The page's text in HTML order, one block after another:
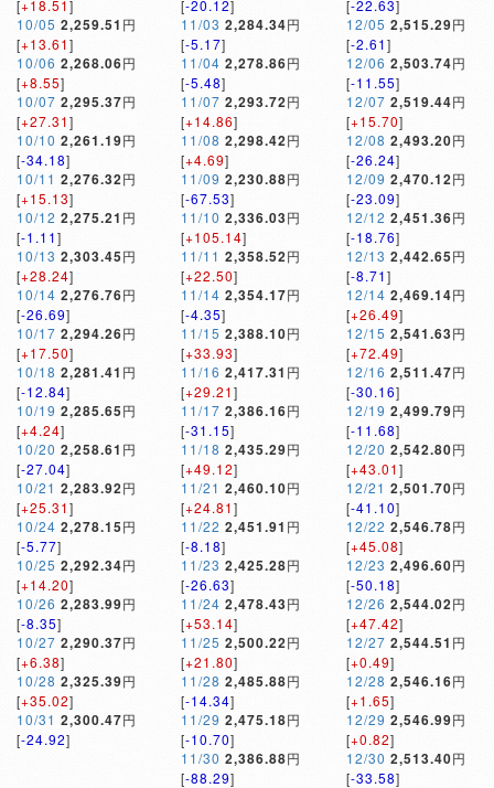
[+18.51]
10/05 2,259.51 円
[+13.61]
10/06 2,268.06円
[+8.55]
10/07 2,295.37円
[+27.31]
10/10 2,261.19円
[-34.18]
10/11 2,276.32円
[+15.13]
10/12 2,275.21 円
[-1.11]
10/13 2,303.45円
[+28.24]
10/14 2,276.76円
[-26.69]
10/17 2,294.26円
[+17.50]
10/18 2,281.41 円
[-12.84]
10/19 2,285.65円
[+4.24]
10/20 2,258.61 円
[-27.04]
10/21 2,283.92円
[+25.31]
10/24 2,278.15円
[-5.77]
10/25 2,292.34円
[+14.20]
10/26 2,283.99円
[-8.35]
10/27 2,290.37円
[+6.38]
10/28 2,325.39円
[+35.02]
10/31 2,300.47円
[-24.92]
[-20.12]
11/03 2,284.34円
[-5.17]
11/04 2,278.86円
[-5.48]
11/07 2,293.72円
[+14.86]
11/08 2,298.42円
[+4.69]
11/09 2,230.88円
[-67.53]
11/10 2,336.03円
[+105.14]
11/11 2,358.52円
[+22.50]
11/14 2,354.17円
[-4.35]
11/15 2,388.10円
[+33.93]
11/16 2,417.31 円
[+29.21]
11/17 2,386.16円
[-31.15]
11/18 2,435.29円
[+49.12]
11/21 2,460.10円
[+24.81]
11/22 2,451.91 円
[-8.18]
11/23 2,425.28円
[-26.63]
11/24 2,478.43円
[+53.14]
11/25 2,500.22円
[+21.80]
11/28 2,485.88円
[-14.34]
11/29 2,475.18円
[-10.70]
11/30 2,386.88円
[-88.29]
[-22.63]
12/05 2,515.29円
[-2.61]
12/06 2,503.74円
[-11.55]
12/07 2,519.44円
[+15.70]
12/08 2,493.20円
[-26.24]
12/09 2,470.12円
[-23.09]
12/12 2,451.36円
[-18.76]
12/13 2,442.65円
[-8.71]
12/14 2,469.14円
[+26.49]
12/15 2,541.63円
[+72.49]
12/16 2,511.47円
[-30.16]
12/19 2,499.79円
[-11.68]
12/20 2,542.80円
[+43.01]
12/21 2,501.70円
[-41.10]
12/22 2,546.78円
[+45.08]
12/23 2,496.60円
[-50.18]
12/26 2,544.02円
[+47.42]
12/27 2,544.51 円
[+0.49]
12/28 2,546.16円
[+1.65]
12/29 2,546.99円
[+0.82]
12/30 2,513.40円
[-33.58]